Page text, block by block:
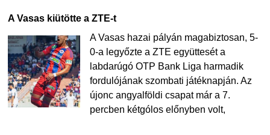
A Vasas kiütötte a ZTE-t
A Vasas hazai pályán magabiztosan, 5-
0-a legyőzte a ZTE együttesét a
labdarúgó OTP Bank Liga harmadik
fordulójának szombati játéknapján. Az
újonc angyalföldi csapat már a 7.
percben kétgólos előnyben volt,